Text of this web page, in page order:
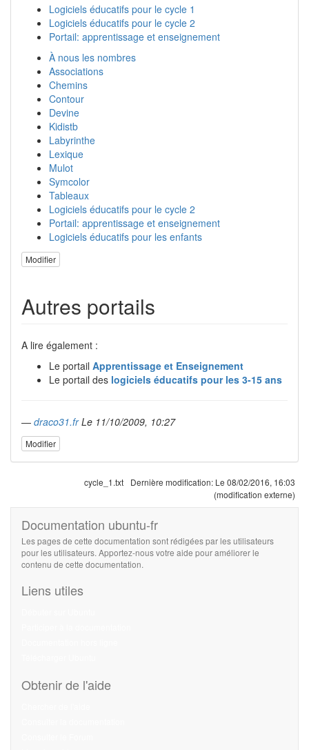
Logiciels éducatifs pour le cycle 1
Logiciels éducatifs pour le cycle 2
Portail: apprentissage et enseignement
À nous les nombres
Associations
Chemins
Contour
Devine
Kidistb
Labyrinthe
Lexique
Mulot
Symcolor
Tableaux
Logiciels éducatifs pour le cycle 2
Portail: apprentissage et enseignement
Logiciels éducatifs pour les enfants
Modifier
Autres portails
A lire également :
Le portail Apprentissage et Enseignement
Le portail des logiciels éducatifs pour les 3-15 ans
— draco31.frLe 11/10/2009, 10:27
Modifier
cycle_1.txt Dernière modification: Le 08/02/2016, 16:03
(modification externe)
Documentation ubuntu-fr
Les pages de cette documentation sont rédigées par les utilisateurs
pour les utilisateurs. Apportez-nous votre aide pour améliorer le
contenu de cette documentation.
Liens utiles
Obtenir de l'aide